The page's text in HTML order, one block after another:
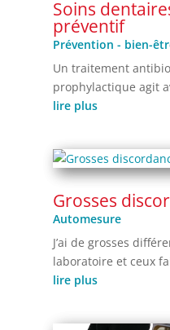
Soins
préventif
Prévention - bien-
Un traitement
prophylactique agit
lire plus
Grosses
Automesure
J’ai de grosses
laboratoire et ceux
lire plus